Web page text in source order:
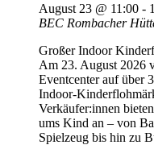
August 23 @ 11:00 -
BEC Rombacher
Großer Indoor
Am 23. August 2026
Eventcenter auf über
Indoor-
Verkäufer:innen
ums Kind an – von
Spielzeug bis hin zu